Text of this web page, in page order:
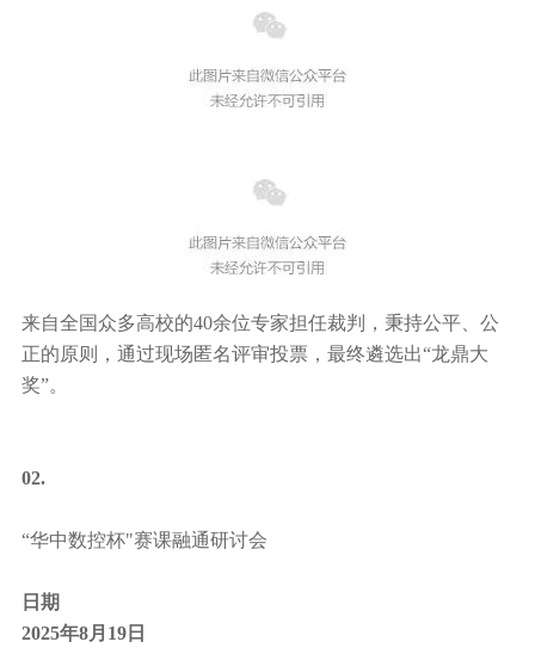
来自全国众多高校的40余位专家担任裁判，秉持公平、公
正的原则，通过现场匿名评审投票，最终遴选出“龙鼎大
奖”。
02.
“华中数控杯"赛课融通研讨会
日期
2025年8月19日